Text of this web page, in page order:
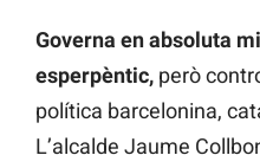
Governa en absoluta
esperpèntic, però
política barcelonina,
L’alcalde Jaume